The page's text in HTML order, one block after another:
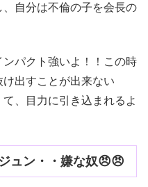
自分は不倫の子を会長の
パクト強いよ！！この時
出すことが出来ない
、目力に引き込まれるよ
ュン・・嫌な奴😠😠